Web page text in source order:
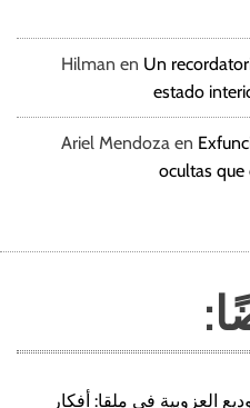
Hilman en Un
estado
Ariel Mendoza en
ocultas